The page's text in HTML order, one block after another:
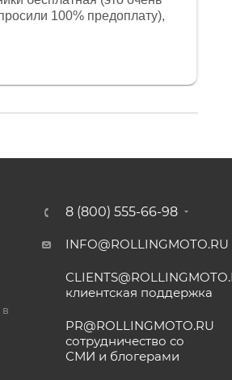
100% предоплату),
очень детально всё
8 (800) 555-66-98
INFO@ROLLINGMOTO.RU
клиентская поддержка
PR@ROLLINGMOTO.RU
сотрудничество со
СМИ и блогерами